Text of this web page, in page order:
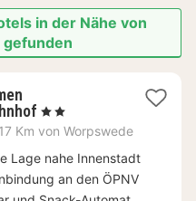
in der Nähe von
2
Nächte
76,85
€
, 2 Sterne
17 Km von Worpswede
Lage nahe Innenstadt
an den ÖPNV